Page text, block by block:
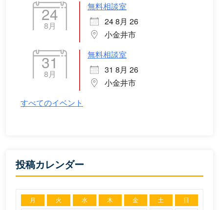
24
8月
無料相談室
24 8月 26
小金井市
31
8月
無料相談室
31 8月 26
小金井市
すべてのイベント
投稿カレンダー
月 火 水 木 金 土 日